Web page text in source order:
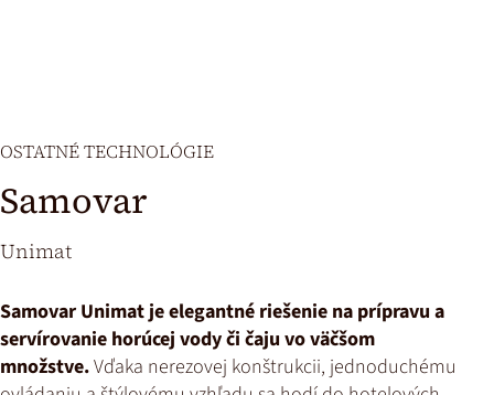
OSTATNÉ TECHNOLÓGIE
Samovar
Unimat
Samovar Unimat je elegantné riešenie na prípravu a
servírovanie horúcej vody či čaju vo väčšom
množstve.Vďaka nerezovej konštrukcii, jednoduchému